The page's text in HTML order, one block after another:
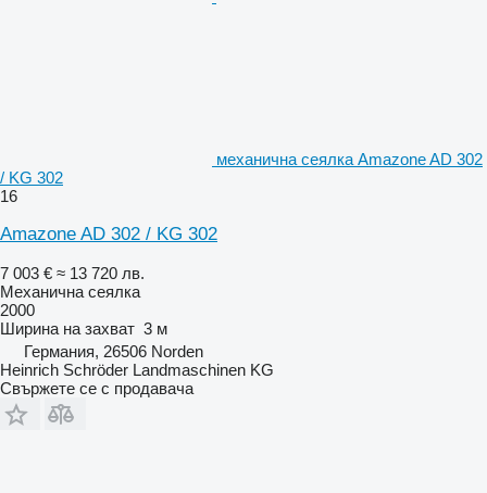
механична сеялка Amazone AD 302
/ KG 302
16
Amazone AD 302 / KG 302
7 003 € ≈ 13 720 лв.
Механична сеялка
2000
Ширина на захват 3 м
Германия, 26506 Norden
Heinrich Schröder Landmaschinen KG
Свържете се с продавача